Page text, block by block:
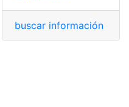
buscar información de